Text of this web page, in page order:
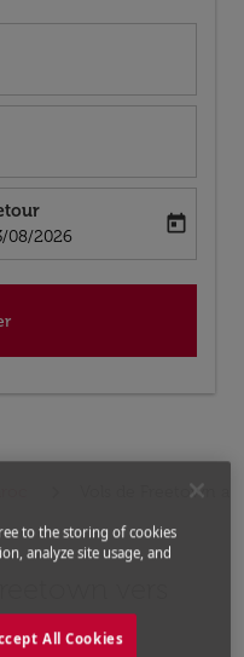
label
booking-return-date-aria-label
08/2026
today
Vols de Freetown a
vers
populaires
to the storing of cookies
analyze site usage, and
All Cookies